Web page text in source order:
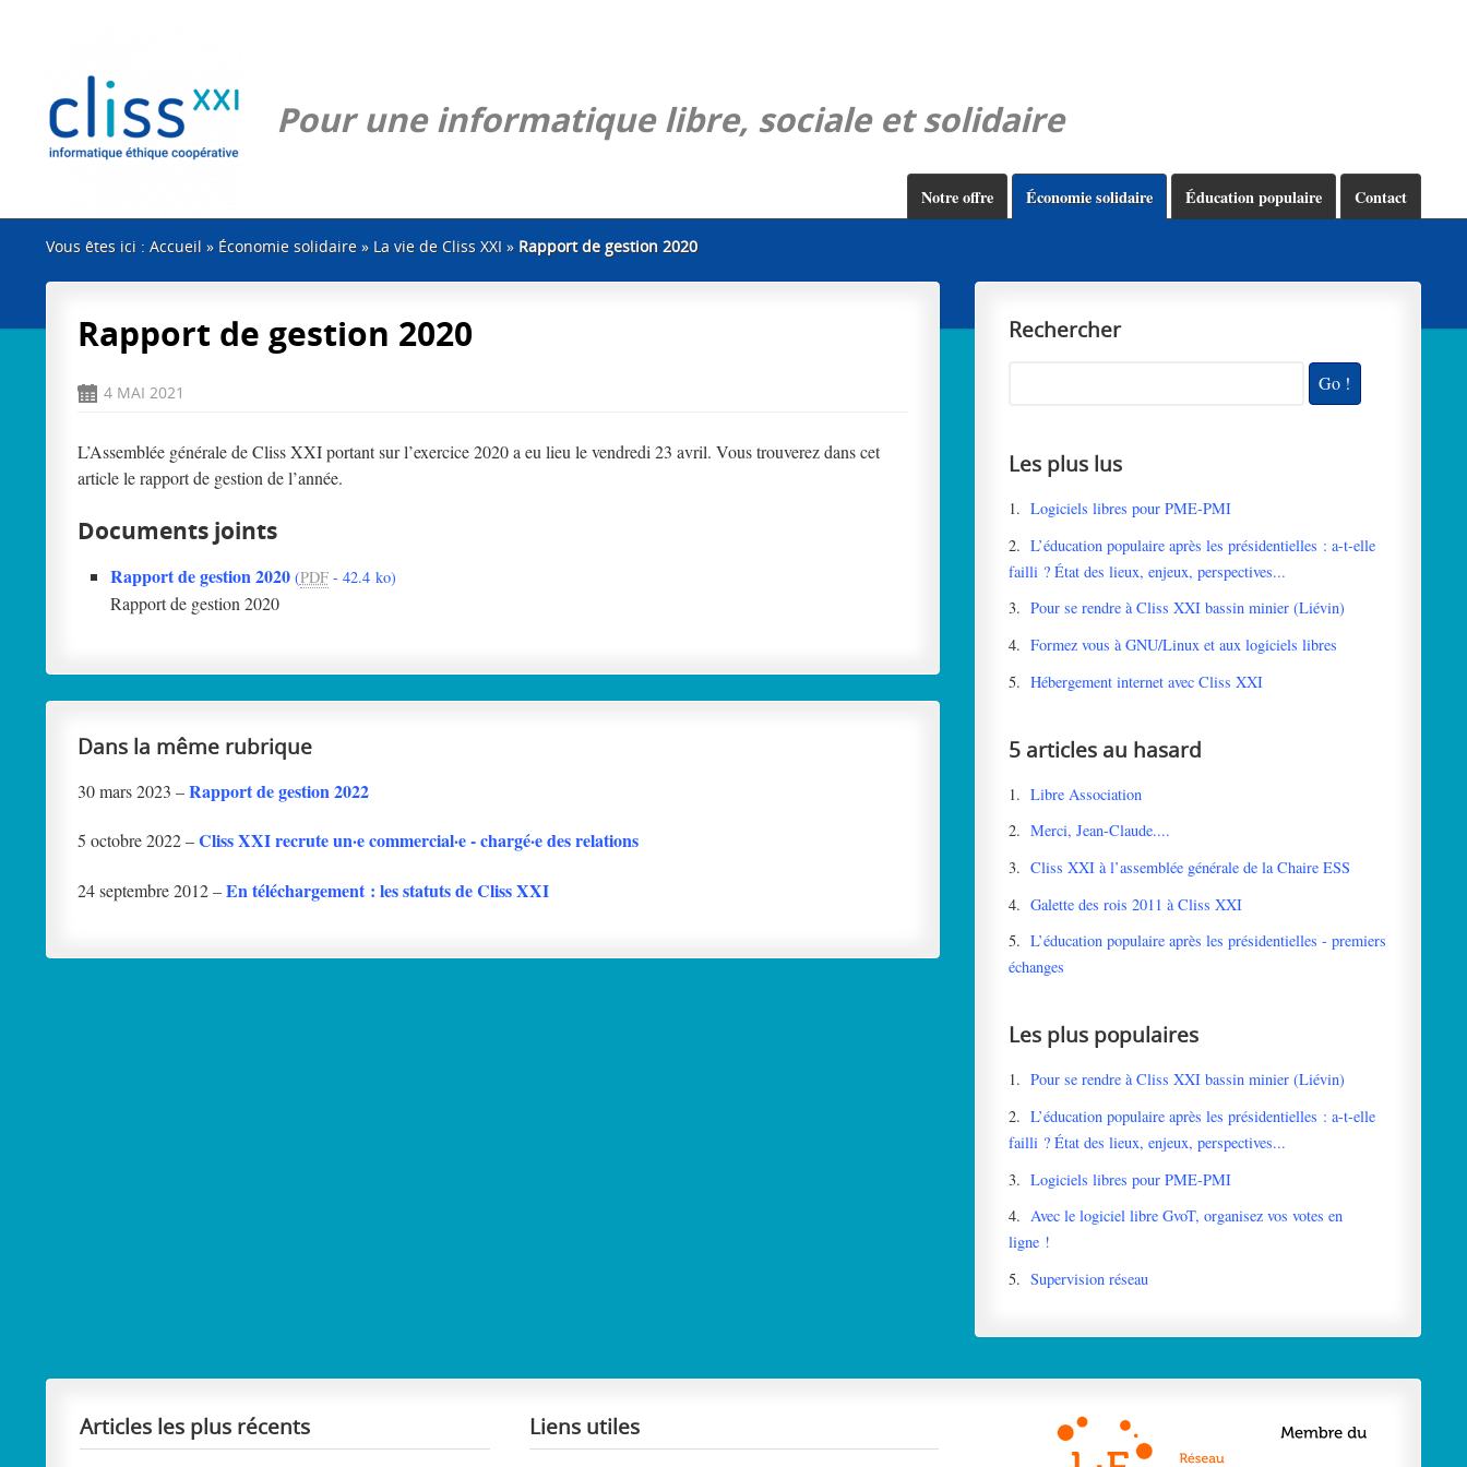
Pour une informatique libre, sociale et solidaire
Notre offre Économie solidaire Éducation populaire Contact
Vous êtes ici : Accueil » Économie solidaire » La vie de Cliss XXI » Rapport de gestion 2020
Rapport de gestion 2020
D 4 MAI 2021
L’Assemblée générale de Cliss XXI portant sur l’exercice 2020 a eu lieu le vendredi 23 avril. Vous trouverez dans cet
article le rapport de gestion de l’année.
Documents joints
Rapport de gestion 2020 (PDF- 42.4 ko)
Rapport de gestion 2020
Dans la même rubrique
30 mars 2023 –Rapport de gestion 2022
5 octobre 2022 –Cliss XXI recrute un·e commercial·e - chargé·e des relations
24 septembre 2012 –En téléchargement : les statuts de Cliss XXI
Rechercher
Les plus lus
1.Logiciels libres pour PME-PMI
2.L’éducation populaire après les présidentielles : a-t-elle
failli ? État des lieux, enjeux, perspectives...
3.Pour se rendre à Cliss XXI bassin minier (Liévin)
4.Formez vous à GNU/Linux et aux logiciels libres
5.Hébergement internet avec Cliss XXI
5 articles au hasard
1.Libre Association
2.Merci, Jean-Claude....
3.Cliss XXI à l’assemblée générale de la Chaire ESS
4.Galette des rois 2011 à Cliss XXI
5.L’éducation populaire après les présidentielles - premiers
échanges
Les plus populaires
1.Pour se rendre à Cliss XXI bassin minier (Liévin)
2.L’éducation populaire après les présidentielles : a-t-elle
failli ? État des lieux, enjeux, perspectives...
3.Logiciels libres pour PME-PMI
4.Avec le logiciel libre GvoT, organisez vos votes en
ligne !
5.Supervision réseau
Articles les plus récents Liens utiles